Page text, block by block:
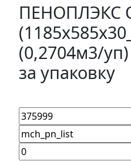
ПЕНОПЛЭКС
(0,2704м3/
за упаковку